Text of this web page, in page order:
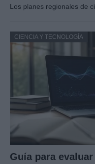
Los planes regionales de
CIENCIA Y TECNOLOGÍA
Guía para